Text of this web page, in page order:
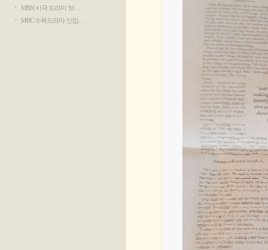
ㆍ MBN 사극 드라마 '보…
ㆍ MBC 수목드라마 '신입…